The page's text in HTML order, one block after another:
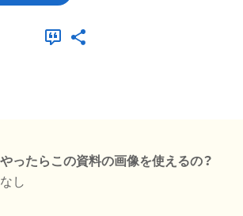
ったらこの資料の画像を使えるの？
し